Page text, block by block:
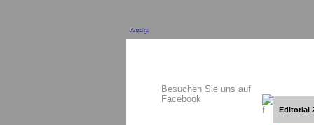
Anzeige
Besuchen Sie uns auf
Facebook
Editorial